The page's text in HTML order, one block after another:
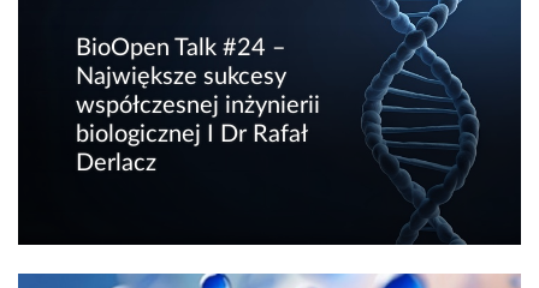
BioOpen Talk #24 –
Największe sukcesy
współczesnej inżynierii
biologicznej I Dr Rafał
Derlacz